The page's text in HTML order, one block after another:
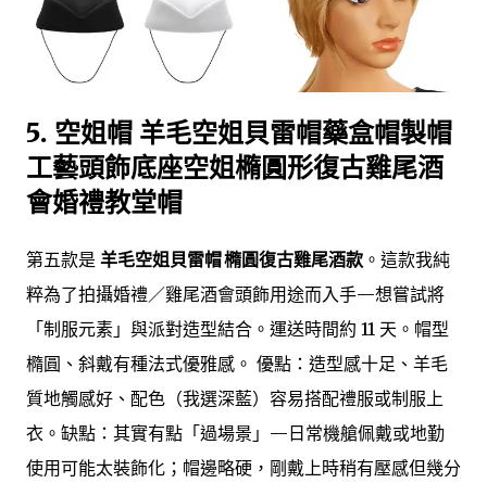
5. 空姐帽 羊毛空姐貝雷帽藥盒帽製帽
工藝頭飾底座空姐橢圓形復古雞尾酒
會婚禮教堂帽
第五款是 羊毛空姐貝雷帽 橢圓復古雞尾酒款 。這款我純
粹為了拍攝婚禮／雞尾酒會頭飾用途而入手—想嘗試將
「制服元素」與派對造型結合。運送時間約 11 天。帽型
橢圓、斜戴有種法式優雅感。 優點：造型感十足、羊毛
質地觸感好、配色（我選深藍）容易搭配禮服或制服上
衣。缺點：其實有點「過場景」—日常機艙佩戴或地勤
使用可能太裝飾化；帽邊略硬，剛戴上時稍有壓感但幾分